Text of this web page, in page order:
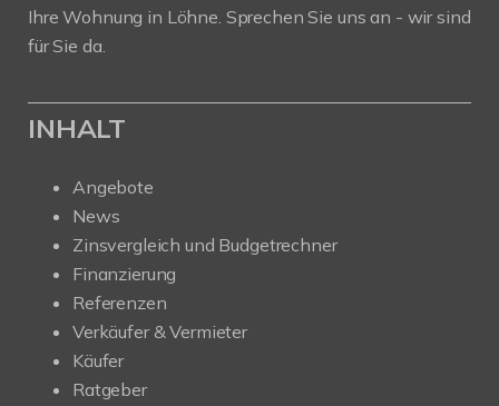
Ihre Wohnung in Löhne. Sprechen Sie uns an - wir sind
für Sie da.
INHALT
Angebote
News
Zinsvergleich und Budgetrechner
Finanzierung
Referenzen
Verkäufer & Vermieter
Käufer
Ratgeber